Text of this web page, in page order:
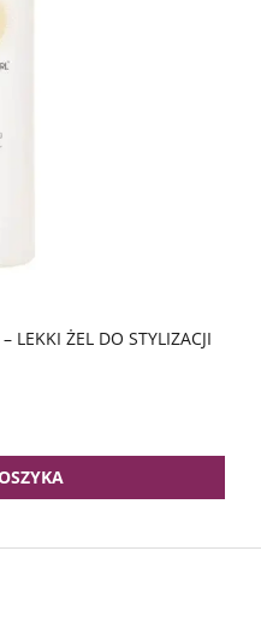
LEKKI ŻEL DO STYLIZACJI